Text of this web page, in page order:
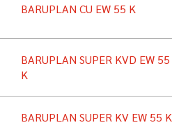
BARUPLAN CU EW 55 K
BARUPLAN SUPER KVD EW 55
K
BARUPLAN SUPER KV EW 55 K